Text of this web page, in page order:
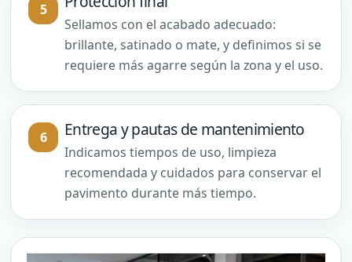
Sellamos con el acabado adecuado:
brillante, satinado o mate, y definimos si se
requiere más agarre según la zona y el uso.
Entrega y pautas de mantenimiento
Indicamos tiempos de uso, limpieza
recomendada y cuidados para conservar el
pavimento durante más tiempo.